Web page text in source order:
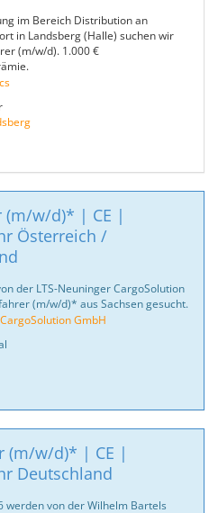
im Bereich Distribution an
in Landsberg (Halle) suchen wir
(m/w/d). 1.000 €
(m/w/d)* | CE |
Österreich /
der LTS-Neuninger CargoSolution
(m/w/d)* aus Sachsen gesucht.
GmbH
(m/w/d)* | CE |
Deutschland
werden von der Wilhelm Bartels